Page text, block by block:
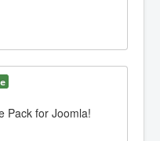
Pack for Joomla!